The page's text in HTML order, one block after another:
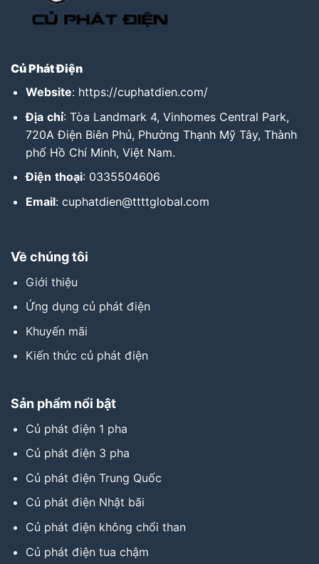
Củ Phát Điện
Website: https://cuphatdien.com/
Địa chỉ: Tòa Landmark 4, Vinhomes Central Park,
720A Điện Biên Phủ, Phường Thạnh Mỹ Tây, Thành
phố Hồ Chí Minh, Việt Nam.
Điện thoại: 0335504606
Email: cuphatdien@ttttglobal.com
Về chúng tôi
Giới thiệu
Ứng dụng củ phát điện
Khuyến mãi
Kiến thức củ phát điện
Sản phẩm nổi bật
Củ phát điện 1 pha
Củ phát điện 3 pha
Củ phát điện Trung Quốc
Củ phát điện Nhật bãi
Củ phát điện không chổi than
Củ phát điện tua chậm